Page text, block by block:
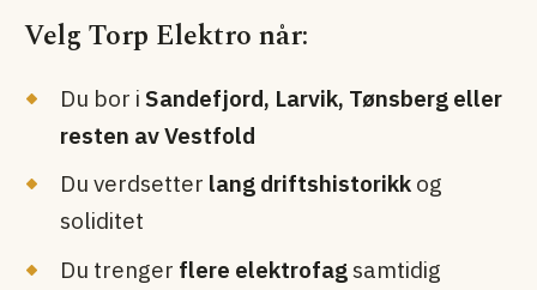
Velg Torp Elektro når:
Du bor i Sandefjord, Larvik, Tønsberg eller
resten av Vestfold
Du verdsetter lang drifts­historikk og
soliditet
Du trenger flere elektrofag samtidig